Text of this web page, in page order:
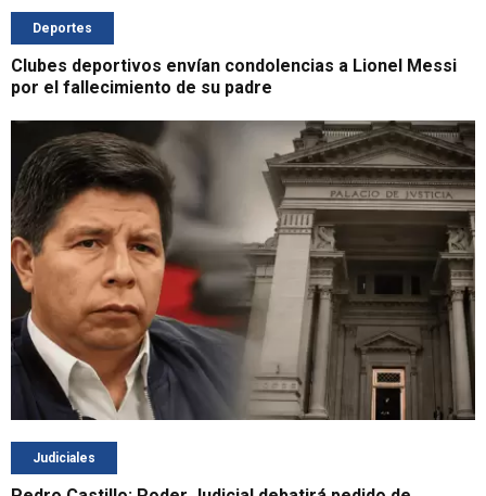
Deportes
Clubes deportivos envían condolencias a Lionel Messi
por el fallecimiento de su padre
Judiciales